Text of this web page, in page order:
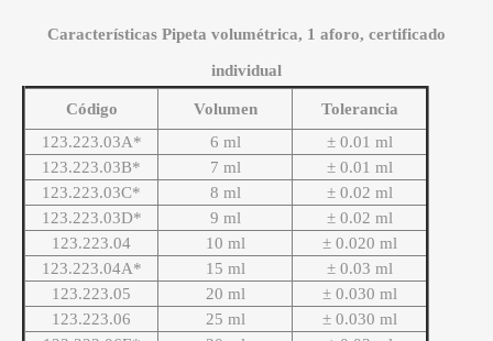
Características Pipeta volumétrica, 1 aforo, certificado
individual
Código Volumen
Tolerancia
123.223.03A*
6 ml
± 0.01 ml
123.223.03B*
7 ml
± 0.01 ml
123.223.03C*
8 ml
± 0.02 ml
123.223.03D*
9 ml
± 0.02 ml
123.223.04
10 ml
± 0.020 ml
123.223.04A*
15 ml
± 0.03 ml
123.223.05
20 ml
± 0.030 ml
123.223.06
25 ml
± 0.030 ml